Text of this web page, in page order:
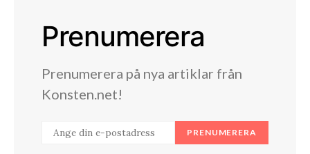
Prenumerera
Prenumerera på nya artiklar från
Konsten.net!
PRENUMERERA